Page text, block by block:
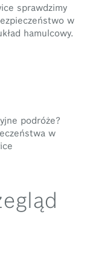
sprawdzimy
w
hamulcowy.
podróże?
w